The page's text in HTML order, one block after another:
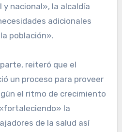
nacional», la alcaldía
adicionales
población».
reiteró que el
un proceso para proveer
el ritmo de crecimiento
la
de la salud así